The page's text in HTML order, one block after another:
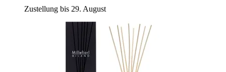
Zustellung bis 29. August